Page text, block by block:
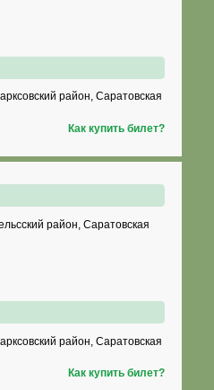
район, Саратовская
Как купить билет?
район, Саратовская
район, Саратовская
Как купить билет?